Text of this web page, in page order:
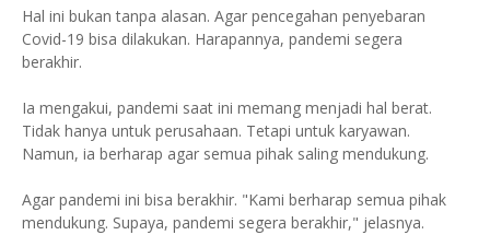
Hal ini bukan tanpa alasan. Agar pencegahan penyebaran
Covid-19 bisa dilakukan. Harapannya, pandemi segera
berakhir.
Ia mengakui, pandemi saat ini memang menjadi hal berat.
Tidak hanya untuk perusahaan. Tetapi untuk karyawan.
Namun, ia berharap agar semua pihak saling mendukung.
Agar pandemi ini bisa berakhir. "Kami berharap semua pihak
mendukung. Supaya, pandemi segera berakhir," jelasnya.